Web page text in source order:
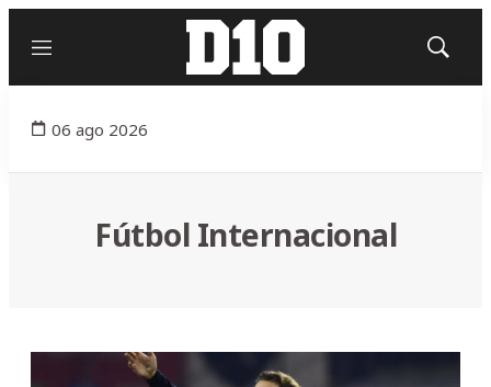
Menú
Mostrar
06 ago 2026
Fútbol Internacional